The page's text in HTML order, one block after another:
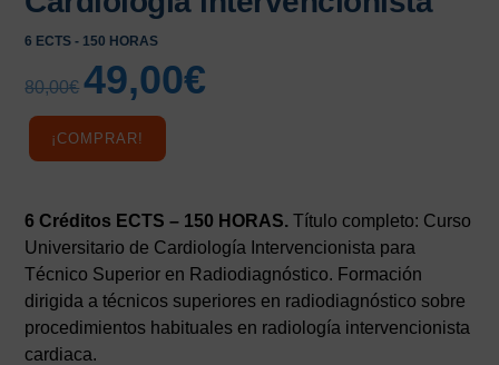
6 ECTS - 150 HORAS
80,00€
El
precio
49,00€
¡COMPRAR!
6 Créditos ECTS – 150 HORAS. Título completo: Curso
Universitario de Cardiología Intervencionista para
Técnico Superior en Radiodiagnóstico. Formación
dirigida a técnicos superiores en radiodiagnóstico sobre
procedimientos habituales en radiología intervencionista
cardiaca.